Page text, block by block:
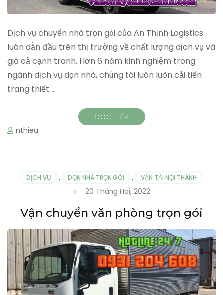
Dịch vụ chuyển nhà trọn gói của An Thịnh Logistics
luôn dẫn đầu trên thị trường về chất lượng dịch vụ và
giá cả cạnh tranh. Hơn 6 năm kinh nghiệm trong
ngành dịch vụ dọn nhà, chúng tôi luôn luôn cải tiến
trang thiết …
ĐỌC TIẾP
nthieu
DỊCH VỤ , DỌN NHÀ TRỌN GÓI , VẬN TẢI NỘI THÀNH
20 Tháng Hai, 2022
Vận chuyển văn phòng trọn gói